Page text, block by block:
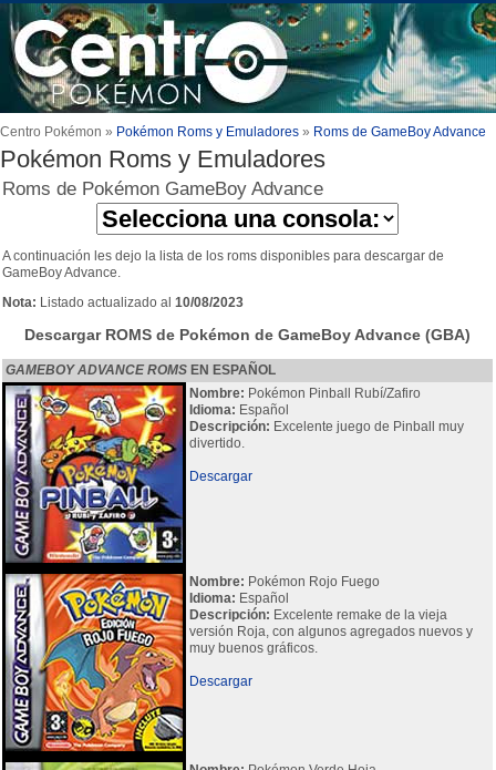
Centro Pokémon » Pokémon Roms y Emuladores » Roms de GameBoy Advance
Pokémon Roms y Emuladores
Roms de Pokémon GameBoy Advance
A continuación les dejo la lista de los roms disponibles para descargar de
GameBoy Advance.
Nota: Listado actualizado al 10/08/2023
Descargar ROMS de Pokémon de GameBoy Advance (GBA)
GAMEBOY ADVANCE ROMS EN ESPAÑOL
Nombre: Pokémon Pinball Rubí/Zafiro
Idioma: Español
Descripción: Excelente juego de Pinball muy
divertido.
Descargar
Nombre: Pokémon Rojo Fuego
Idioma: Español
Descripción: Excelente remake de la vieja
versión Roja, con algunos agregados nuevos y
muy buenos gráficos.
Descargar